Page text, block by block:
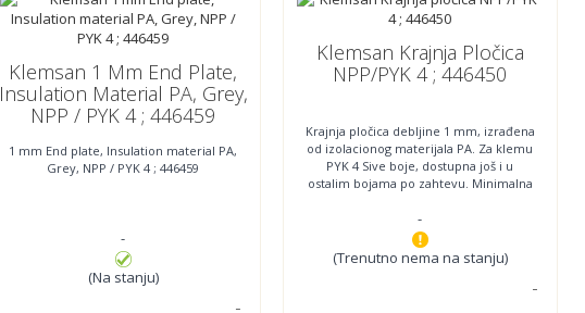
Klemsan 1 Mm End Plate,
Insulation Material PA, Grey,
NPP / PYK 4 ; 446459
1 mm End plate, Insulation material PA,
Grey, NPP / PYK 4 ; 446459
-
(Na stanju)
Klemsan Krajnja Pločica
NPP/PYK 4 ; 446450
Krajnja pločica debljine 1 mm, izrađena
od izolacionog materijala PA. Za klemu
PYK 4 Sive boje, dostupna još i u
ostalim bojama po zahtevu. Minimalna
-
(Trenutno nema na stanju)